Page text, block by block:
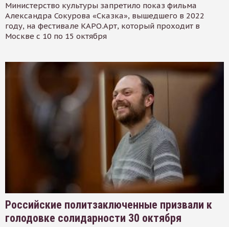
Министерство культуры запретило показ фильма
Александра Сокурова «Сказка», вышедшего в 2022
году, на фестивале КАРО.Арт, который проходит в
Москве с 10 по 15 октября
Российские политзаключенные призвали к
голодовке солидарности 30 октября